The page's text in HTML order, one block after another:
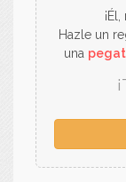
Hazle un
una